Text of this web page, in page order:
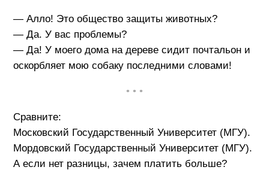
— Алло! Это общество защиты животных?
— Да. У вас проблемы?
— Да! У моего дома на дереве сидит почтальон и
оскорбляет мою собаку последними словами!
• • •
Сравните:
Московский Государственный Университет (МГУ).
Мордовский Государственный Университет (МГУ).
А если нет разницы, зачем платить больше?